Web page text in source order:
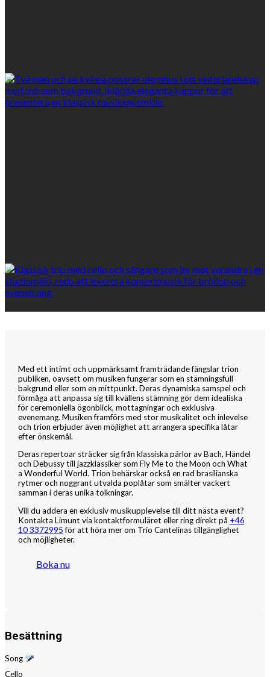
Med ett intimt och uppmärksamt framträdande fängslar trion
publiken, oavsett om musiken fungerar som en stämningsfull
bakgrund eller som en mittpunkt. Deras dynamiska samspel och
förmåga att anpassa sig till kvällens stämning gör dem idealiska
för ceremoniella ögonblick, mottagningar och exklusiva
evenemang. Musiken framförs med stor musikalitet och inlevelse
och trion erbjuder även möjlighet att arrangera specifika låtar
efter önskemål.
Deras repertoar sträcker sig från klassiska pärlor av Bach, Händel
och Debussy till jazzklassiker som Fly Me to the Moon och What
a Wonderful World. Trion behärskar också en rad brasilianska
rytmer och noggrant utvalda poplåtar som smälter vackert
samman i deras unika tolkningar.
Vill du addera en exklusiv musikupplevelse till ditt nästa event?
Kontakta Limunt via kontaktformuläret eller ring direkt på +46
10 3372995för att höra mer om Trio Cantelinas tillgänglighet
och möjligheter.
Boka nu
Besättning
Song
Cello